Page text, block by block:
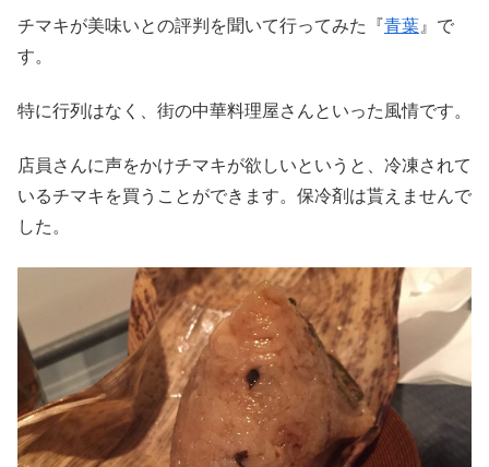
チマキが美味いとの評判を聞いて行ってみた『青葉 』で
す。
特に行列はなく、街の中華料理屋さんといった風情です。
店員さんに声をかけチマキが欲しいというと、冷凍されて
いるチマキを買うことができます。保冷剤は貰えませんで
した。